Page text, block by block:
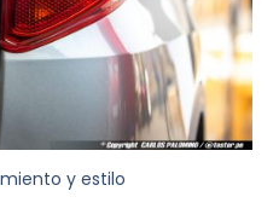
y estilo